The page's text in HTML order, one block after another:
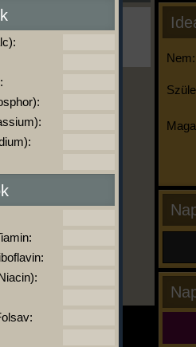
Nem:
sportolsz többet,
Prémium funkció.
-